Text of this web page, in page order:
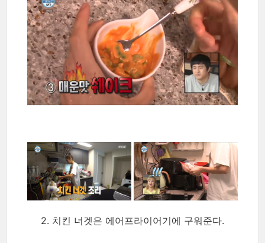
2. 치킨 너겟은 에어프라이어기에 구워준다.